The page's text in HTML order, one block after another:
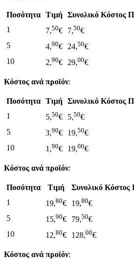
Ποσότητα Τιμή Συνολικό Κόστος
1
7,50€ 7,50€
5
4,90€ 24,50€
10
2,90€ 29,00€
Κόστος ανά προϊόν:
Ποσότητα Τιμή Συνολικό Κόστος
1
5,50€ 5,50€
5
3,90€ 19,50€
10
1,90€ 19,00€
Κόστος ανά προϊόν:
Ποσότητα Τιμή
Συνολικό Κόστος
1
19,80€ 19,80€
5
15,90€ 79,50€
10
12,80€ 128,00€
Κόστος ανά προϊόν: